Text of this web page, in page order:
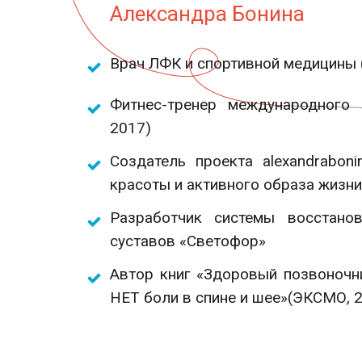
Александра Бонина
Врач ЛФК и спортивной медицины
Фитнес-тренер
2017)
Создатель проекта
красоты и активного образа жизни
Разработчик системы
суставов «Светофор»
Автор книг «Здоровый
НЕТ боли в спине и шее»(ЭКСМО,